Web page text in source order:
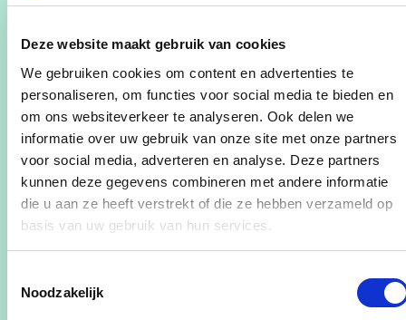
Deze website maakt gebruik van cookies
We gebruiken cookies om content en advertenties te
personaliseren, om functies voor social media te bieden en
om ons websiteverkeer te analyseren. Ook delen we
informatie over uw gebruik van onze site met onze partners
voor social media, adverteren en analyse. Deze partners
kunnen deze gegevens combineren met andere informatie
die u aan ze heeft verstrekt of die ze hebben verzameld op
basis van uw gebruik van hun services.
Noodzakelijk
We zullen geen nieuwe principiële
schepencollege- of gemeenteraadsbeslissing
elektriciteitsmasten en sleuven van ELIA.
We willen meer (semi-)publieke laadpalen op
ons grondgebied.
Actie ondernemen
Door de ondertekening van het Lokaal Energie- en
Leopoldsburg zich om actie te ondernemen om